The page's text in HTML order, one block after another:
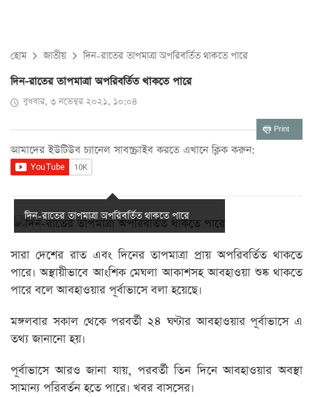
হোম জাতীয় দিন-রাতের তাপমাত্রা অপরিবর্তিত থাকতে পারে
দিন-রাতের তাপমাত্রা অপরিবর্তিত থাকতে পারে
বুধবার, ৩ নভেম্বর ২০২১, ১০:০৪
Print
আমাদের ইউটিউব চ্যানেল সাবস্ক্রাইব করতে এখানে ক্লিক করুন:
দিন-রাতের তাপমাত্রা অপরিবর্তিত থাকতে পারে
সারা দেশের রাত এবং দিনের তাপমাত্রা প্রায় অপরিবর্তিত থাকতে
পারে। অস্থায়ীভাবে আংশিক মেঘলা আকাশসহ আবহাওয়া শুষ্ক থাকতে
পারে বলে আবহাওয়ার পূর্বাভাসে বলা হয়েছে।
মঙ্গলবার সকাল থেকে পরবর্তী ২৪ ঘণ্টার আবহাওয়ার পূর্বাভাসে এ
তথ্য জানানো হয়।
পূর্বাভাসে আরও জানা যায়, পরবর্তী তিন দিনে আবহাওয়ার অবস্থা
সামান্য পরিবর্তন হতে পারে। খবর বাসসের।